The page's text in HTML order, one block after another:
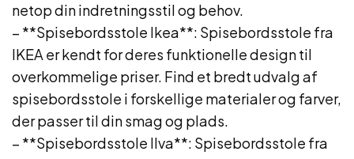
netop din indretningsstil og behov.
– **Spisebordsstole Ikea**: Spisebordsstole fra
IKEA er kendt for deres funktionelle design til
overkommelige priser. Find et bredt udvalg af
spisebordsstole i forskellige materialer og farver,
der passer til din smag og plads.
– **Spisebordsstole Ilva**: Spisebordsstole fra